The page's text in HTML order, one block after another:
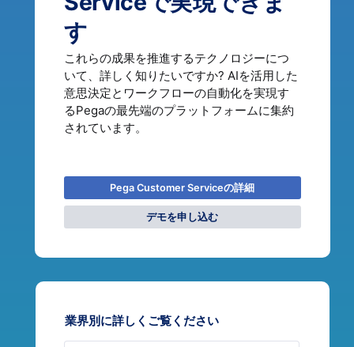
す
これらの成果を推進するテクノロジーにつ
いて、詳しく知りたいですか? AIを活用した
意思決定とワークフローの自動化を実現す
るPegaの最先端のプラットフォームに集約
されています。
Pega Customer Serviceの詳細
デモを申し込む
業界別に詳しくご覧ください